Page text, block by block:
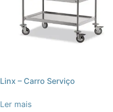
Linx – Carro Serviço
Ler mais